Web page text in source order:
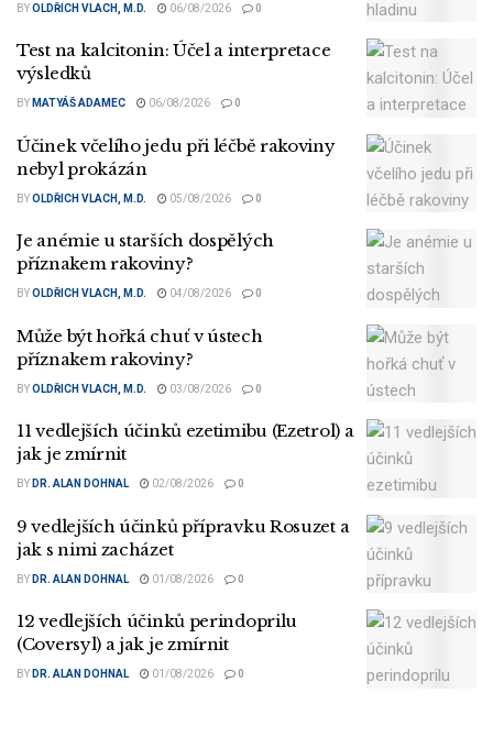
BYOLDŘICH VLACH, M.D. 06/08/2026 0
Test na kalcitonin: Účel a interpretace
výsledků
BY MATYÁŠ ADAMEC 06/08/2026 0
Účinek včelího jedu při léčbě rakoviny
nebyl prokázán
BYOLDŘICH VLACH, M.D. 05/08/2026 0
Je anémie u starších dospělých
příznakem rakoviny?
BYOLDŘICH VLACH, M.D. 04/08/2026 0
Může být hořká chuť v ústech
příznakem rakoviny?
BYOLDŘICH VLACH, M.D. 03/08/2026 0
11 vedlejších účinků ezetimibu (Ezetrol) a
jak je zmírnit
BY DR. ALAN DOHNAL 02/08/2026 0
9 vedlejších účinků přípravku Rosuzet a
jak s nimi zacházet
BY DR. ALAN DOHNAL 01/08/2026 0
12 vedlejších účinků perindoprilu
(Coversyl) a jak je zmírnit
BY DR. ALAN DOHNAL 01/08/2026 0